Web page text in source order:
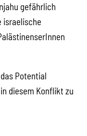
gefährlich
israelische
Potential
diesem Konflikt zu